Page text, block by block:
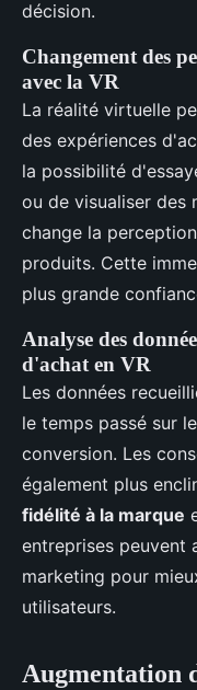
décision.
Changement des
avec la VR
La réalité virtuelle
des expériences
la possibilité
ou de visualiser des
change la
produits. Cette
plus grande
Analyse des
d'achat en VR
Les données
le temps passé sur
conversion. Les
également plus
fidélité à la marque
entreprises peuvent
marketing pour
utilisateurs.
Augmentation